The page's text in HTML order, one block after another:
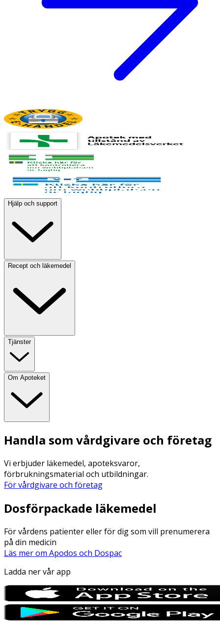
Hjälp och support
Recept och läkemedel
Tjänster
Om Apoteket
Handla som vårdgivare och företag
Vi erbjuder läkemedel, apoteksvaror,
förbrukningsmaterial och utbildningar.
För vårdgivare och företag
Dosförpackade läkemedel
För vårdens patienter eller för dig som vill prenumerera
på din medicin
Läs mer om Apodos och Dospac
Ladda ner vår app